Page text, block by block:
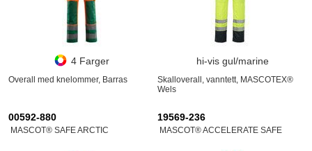
4 Farger
Overall med knelommer, Barras
hi-vis gul/marine
Skalloverall, vanntett, MASCOTEX®
Wels
00592-880
MASCOT® SAFE ARCTIC
19569-236
MASCOT® ACCELERATE SAFE